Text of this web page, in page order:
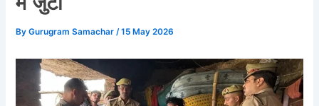
ByGurugram Samachar /15 May 2026